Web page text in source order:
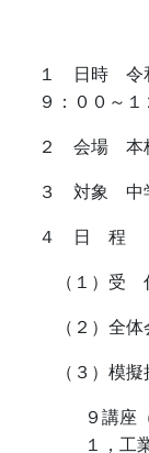
１ 日時 令
９：００～１
２ 会場
３ 対象 中
４ 日 程
（１）
（２）
（３）模
９講座
１，工